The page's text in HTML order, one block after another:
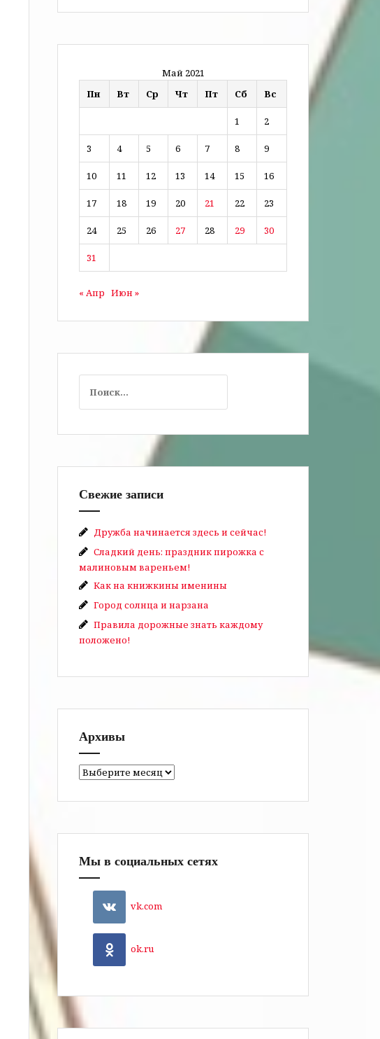
Май 2021
Пн
Вт Ср Чт Пт Сб Вс
1 2
3 4 5 6 7 8 9
10 11 12 13 14 15 16
17 18 19 20 21 22 23
24 25 26 27 28 29 30
31
« Апр Июн »
Свежие записи
Дружба начинается здесь и сейчас!
Сладкий день: праздник пирожка с
малиновым вареньем!
Как на книжкины именины
Город солнца и нарзана
Правила дорожные знать каждому
положено!
Архивы
Архивы
Мы в социальных сетях
vk.com
ok.ru